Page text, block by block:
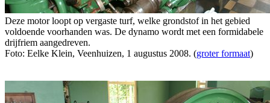
Deze motor loopt op vergaste turf, welke grondstof in het gebied
voldoende voorhanden was. De dynamo wordt met een formidabele
drijfriem aangedreven.
Foto: Eelke Klein, Veenhuizen, 1 augustus 2008. (groter formaat)